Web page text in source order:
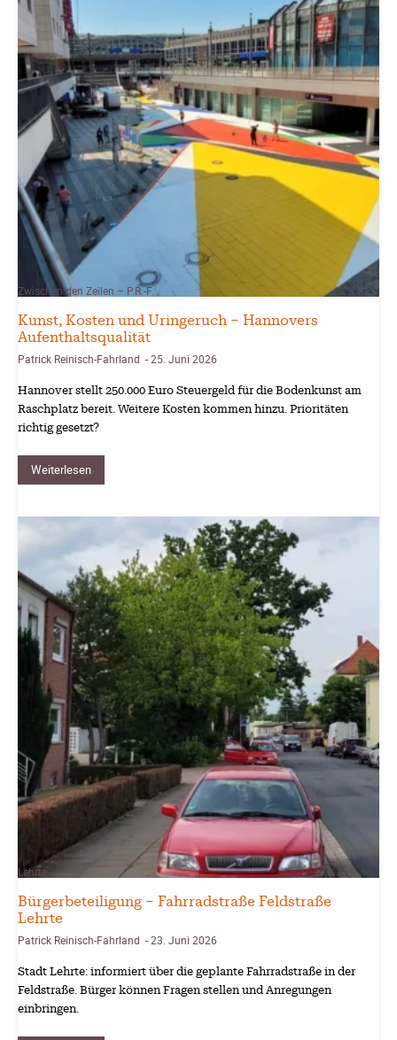
Zwischen den Zeilen – P.R.-F.
Kunst, Kosten und Uringeruch – Hannovers
Aufenthaltsqualität
Patrick Reinisch-Fahrland -25. Juni 2026
Hannover stellt 250.000 Euro Steuergeld für die Bodenkunst am
Raschplatz bereit. Weitere Kosten kommen hinzu. Prioritäten
richtig gesetzt?
Weiterlesen
Lehrte
Bürgerbeteiligung – Fahrradstraße Feldstraße
Lehrte
Patrick Reinisch-Fahrland -23. Juni 2026
Stadt Lehrte: informiert über die geplante Fahrradstraße in der
Feldstraße. Bürger können Fragen stellen und Anregungen
einbringen.